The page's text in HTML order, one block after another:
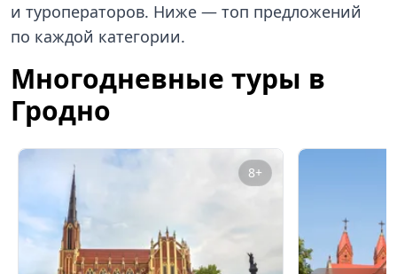
и туроператоров. Ниже — топ предложений
по каждой категории.
Многодневные туры в
Гродно
8+